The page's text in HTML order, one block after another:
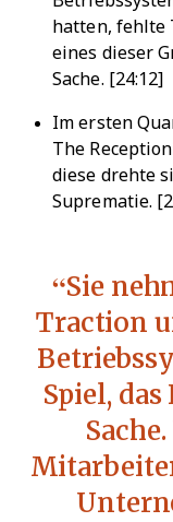
hatten, fehlte
eines dieser
Sache. [24:12]
Im ersten
The
diese drehte
Suprematie.
Sie
Traction
Spiel,